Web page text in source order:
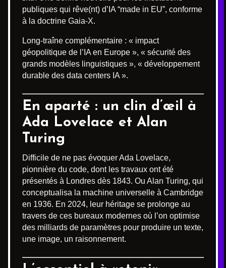
publiques qui rêve(nt) d’IA “made in EU”, conforme
à la doctrine Gaia-X.
Long-traîne complémentaire : « impact
géopolitique de l’IA en Europe », « sécurité des
grands modèles linguistiques », « développement
durable des data centers IA ».
En aparté : un clin d’œil à
Ada Lovelace et Alan
Turing
Difficile de ne pas évoquer Ada Lovelace,
pionnière du code, dont les travaux ont été
présentés à Londres dès 1843. Ou Alan Turing, qui
conceptualisa la machine universelle à Cambridge
en 1936. En 2024, leur héritage se prolonge au
travers de ces bureaux modernes où l’on optimise
des milliards de paramètres pour produire un texte,
une image, un raisonnement.